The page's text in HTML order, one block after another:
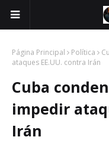
Página Principal Política
ataques EE.UU. contra Irán
Cuba
impedir
Irán